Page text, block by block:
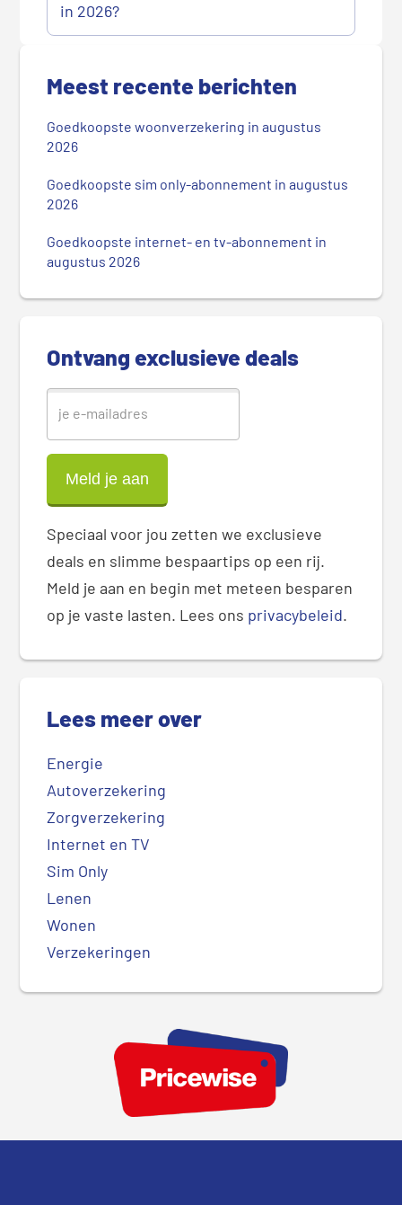
in 2026?
e
Meest recente berichten
Goedkoopste woonverzekering in augustus
2026
Goedkoopste sim only-abonnement in augustus
2026
Goedkoopste internet- en tv-abonnement in
augustus 2026
Ontvang exclusieve deals
Speciaal voor jou zetten we exclusieve
deals en slimme bespaartips op een rij.
Meld je aan en begin met meteen besparen
op je vaste lasten. Lees ons privacybeleid.
Lees meer over
Energie
Autoverzekering
Zorgverzekering
Internet en TV
Sim Only
Lenen
Wonen
Verzekeringen